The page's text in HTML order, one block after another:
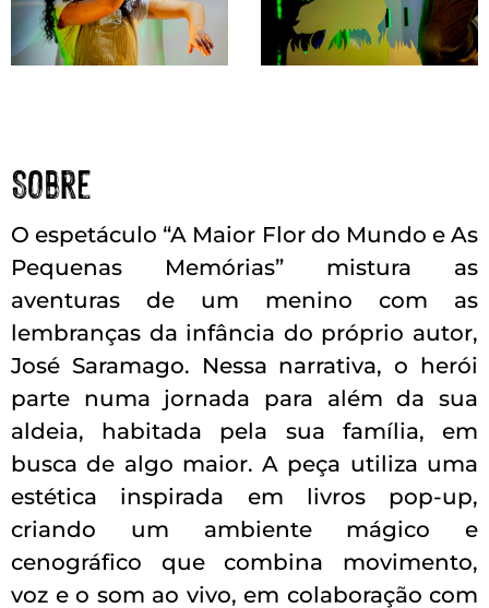
Sobre
O espetáculo “A Maior Flor do Mundo e As
Pequenas Memórias” mistura as
aventuras de um menino com as
lembranças da infância do próprio autor,
José Saramago. Nessa narrativa, o herói
parte numa jornada para além da sua
aldeia, habitada pela sua família, em
busca de algo maior. A peça utiliza uma
estética inspirada em livros pop-up,
criando um ambiente mágico e
cenográfico que combina movimento,
voz e o som ao vivo, em colaboração com